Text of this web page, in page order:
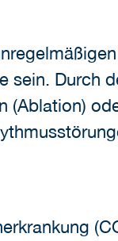
sein. Durch
(Ablation)